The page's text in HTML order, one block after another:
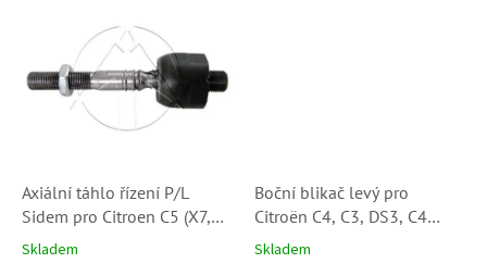
Axiální táhlo řízení P/L
Sidem pro Citroen C5 (X7,
53015, 3812F3)
Skladem
Boční blikač levý pro
Citroën C4, C3, DS3, C4
Picasso, C5 (X7), C4 (B7),
Skladem